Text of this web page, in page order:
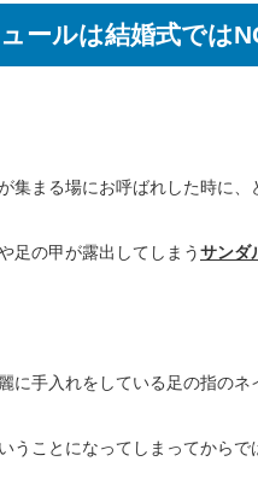
ールは結婚式では
集まる場にお呼ばれした時に
足の甲が露出してしまうサンダ
に手入れをしている足の指のネ
うことになってしまってからで